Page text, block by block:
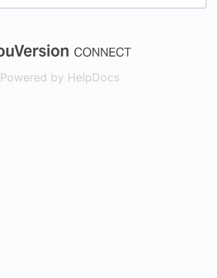
(opens in a
Powered by HelpDocs